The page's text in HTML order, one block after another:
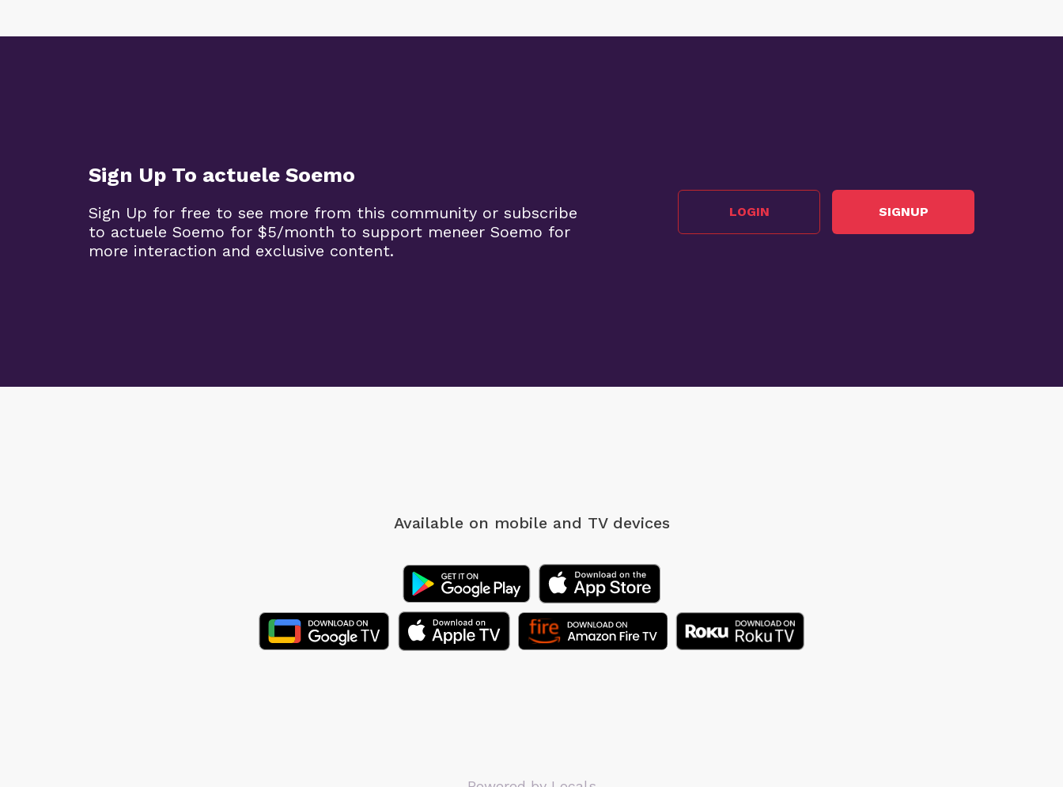
Sign Up To actuele Soemo
Sign Up for free to see more from this community or subscribe
to actuele Soemo for $5/month to support meneer Soemo for
more interaction and exclusive content.
LOGIN SIGNUP
Available on mobile and TV devices